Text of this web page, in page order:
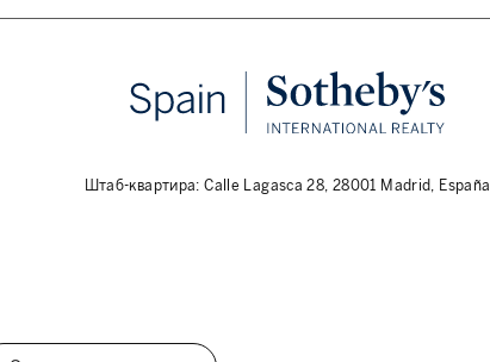
Штаб-квартира: Calle Lagasca 28, 28001 Madrid, España